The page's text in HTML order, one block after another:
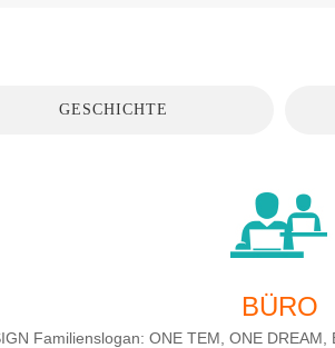
GESCHICHTE
BÜRO
Familienslogan: ONE TEM, ONE DREAM,